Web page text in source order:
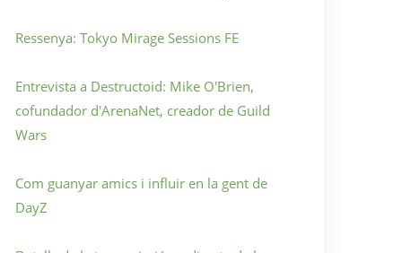
Ressenya: Tokyo Mirage Sessions FE
Entrevista a Destructoid: Mike O'Brien,
cofundador d'ArenaNet, creador de Guild
Wars
Com guanyar amics i influir en la gent de
DayZ